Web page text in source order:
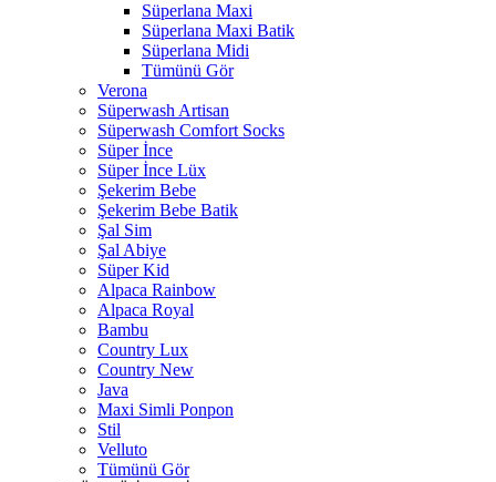
Süperlana Maxi
Süperlana Maxi Batik
Süperlana Midi
Tümünü Gör
Verona
Süperwash Artisan
Süperwash Comfort Socks
Süper İnce
Süper İnce Lüx
Şekerim Bebe
Şekerim Bebe Batik
Şal Sim
Şal Abiye
Süper Kid
Alpaca Rainbow
Alpaca Royal
Bambu
Country Lux
Country New
Java
Maxi Simli Ponpon
Stil
Velluto
Tümünü Gör